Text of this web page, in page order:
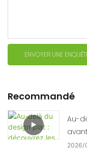
ENVOYER UNE
Recommandé
Au-
🛠️📈
2026